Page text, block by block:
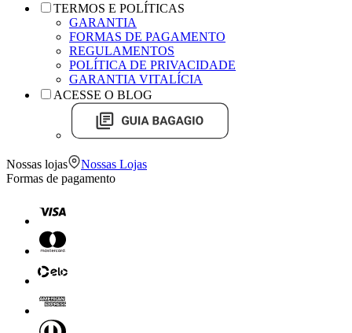
TERMOS E POLÍTICAS
GARANTIA
FORMAS DE PAGAMENTO
REGULAMENTOS
POLÍTICA DE PRIVACIDADE
GARANTIA VITALÍCIA
ACESSE O BLOG
Nossas lojas
Nossas Lojas
Formas de pagamento